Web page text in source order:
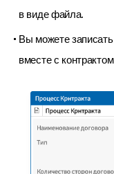
в виде файла.
Вы можете
вместе с